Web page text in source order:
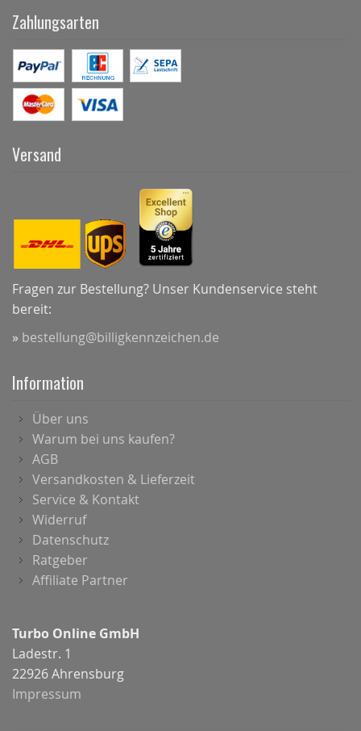
Zahlungsarten
Versand
Fragen zur Bestellung? Unser Kundenservice steht
bereit:
» bestellung@billigkennzeichen.de
Information
Über uns
Warum bei uns kaufen?
AGB
Versandkosten & Lieferzeit
Service & Kontakt
Widerruf
Datenschutz
Ratgeber
Affiliate Partner
Turbo Online GmbH
Ladestr. 1
22926 Ahrensburg
Impressum